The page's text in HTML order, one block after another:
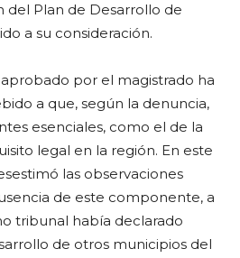
del Plan de Desarrollo de
a su consideración.
por el magistrado ha
a que, según la denuncia,
esenciales, como el de la
legal en la región. En este
las observaciones
de este componente, a
tribunal había declarado
de otros municipios del